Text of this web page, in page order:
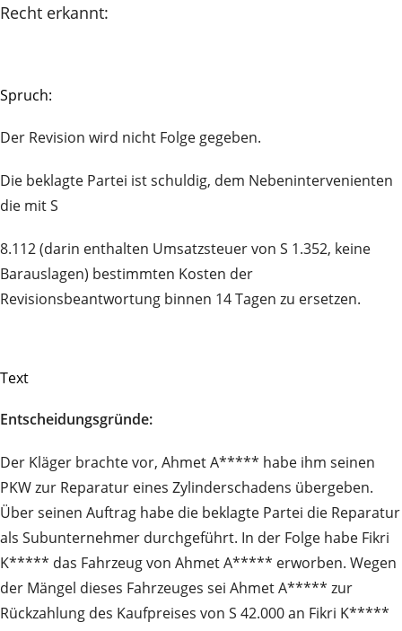
Recht erkannt:
Spruch:
Der Revision wird nicht Folge gegeben.
Die beklagte Partei ist schuldig, dem Nebenintervenienten
die mit S
8.112 (darin enthalten Umsatzsteuer von S 1.352, keine
Barauslagen) bestimmten Kosten der
Revisionsbeantwortung binnen 14 Tagen zu ersetzen.
Text
Entscheidungsgründe:
Der Kläger brachte vor, Ahmet A***** habe ihm seinen
PKW zur Reparatur eines Zylinderschadens übergeben.
Über seinen Auftrag habe die beklagte Partei die Reparatur
als Subunternehmer durchgeführt. In der Folge habe Fikri
K***** das Fahrzeug von Ahmet A***** erworben. Wegen
der Mängel dieses Fahrzeuges sei Ahmet A***** zur
Rückzahlung des Kaufpreises von S 42.000 an Fikri K*****